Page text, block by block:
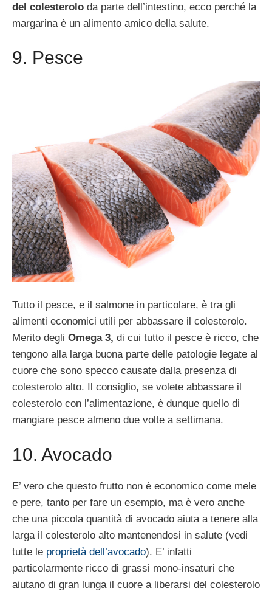
del colesterolo da parte dell’intestino, ecco perché la
margarina è un alimento amico della salute.
9. Pesce
Tutto il pesce, e il salmone in particolare, è tra gli
alimenti economici utili per abbassare il colesterolo.
Merito degli Omega 3, di cui tutto il pesce è ricco, che
tengono alla larga buona parte delle patologie legate al
cuore che sono specco causate dalla presenza di
colesterolo alto. Il consiglio, se volete abbassare il
colesterolo con l’alimentazione, è dunque quello di
mangiare pesce almeno due volte a settimana.
10. Avocado
E’ vero che questo frutto non è economico come mele
e pere, tanto per fare un esempio, ma è vero anche
che una piccola quantità di avocado aiuta a tenere alla
larga il colesterolo alto mantenendosi in salute (vedi
tutte le proprietà dell’avocado). E’ infatti
particolarmente ricco di grassi mono-insaturi che
aiutano di gran lunga il cuore a liberarsi del colesterolo